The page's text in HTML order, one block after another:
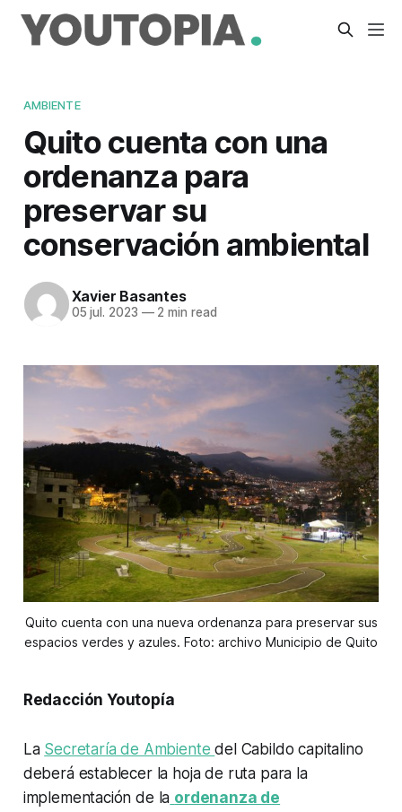
AMBIENTE
Quito cuenta con una
ordenanza para
preservar su
conservación ambiental
Xavier Basantes
05 jul. 2023 —2 min read
Quito cuenta con una nueva ordenanza para preservar sus
espacios verdes y azules. Foto: archivo Municipio de Quito
Redacción Youtopía
La Secretaría de Ambientedel Cabildo capitalino
deberá establecer la hoja de ruta para la
implementación de la ordenanza de